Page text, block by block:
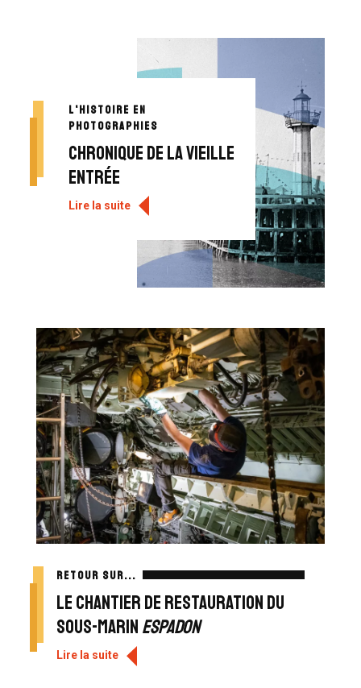
L'HISTOIRE EN
PHOTOGRAPHIES
Chronique de la vieille
entrée
Lire la suite
RETOUR SUR...
Le chantier de restauration du
sous-marin Espadon
Lire la suite